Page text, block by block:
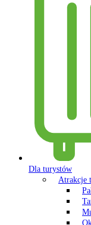
Dla turystów
Atrakcje